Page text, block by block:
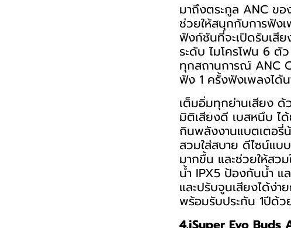
มาถึงตระกูล ANC ข
ช่วยให้สนุกกับการฟัง
ฟังก์ชันที่จะเปิดรับเสี
ระดับ ไมโครโฟน 6 ตั
ทุกสถานการณ์ ANC
ฟัง 1 ครั้งฟังเพลงได้
เต็มอิ่มทุกย่านเสียง ด้
มิติเสียงดี เบสหนึบ ไ
กินพลังงานแบตเตอรี่
สวมใส่สบาย ดีไซน์แบ
มากขึ้น และช่วยให้สว
น้ำ IPX5 ป้องกันน้ำ แ
และปรับจูนเสียงได้ง่
พร้อมรับประกัน 1ปีด้ว